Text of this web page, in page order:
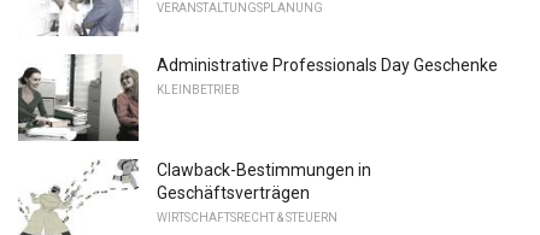
VERANSTALTUNGSPLANUNG
Administrative Professionals Day Geschenke
KLEINBETRIEB
Clawback-Bestimmungen in
Geschäftsverträgen
WIRTSCHAFTSRECHT & STEUERN